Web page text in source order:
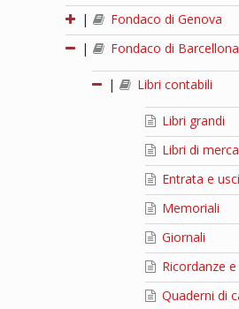
|
Fondaco di Genova
|
Fondaco di Barcellona
| Libri contabili
Libri grandi
Libri di
Entrata e
Memoriali
Giornali
Ricordanze
Quaderni di